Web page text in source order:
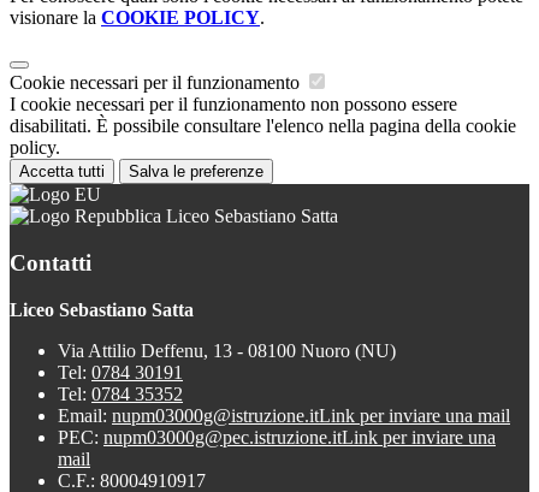
visionare la COOKIE POLICY.
Cookie necessari per il funzionamento
I cookie necessari per il funzionamento non possono essere
disabilitati. È possibile consultare l'elenco nella pagina della cookie
policy.
Accetta tutti Salva le preferenze
Liceo Sebastiano Satta
Contatti
Liceo Sebastiano Satta
Via Attilio Deffenu, 13 - 08100 Nuoro (NU)
Tel: 0784 30191
Tel: 0784 35352
Email: nupm03000g@istruzione.itLink per inviare una mail
PEC: nupm03000g@pec.istruzione.itLink per inviare una
mail
C.F.: 80004910917